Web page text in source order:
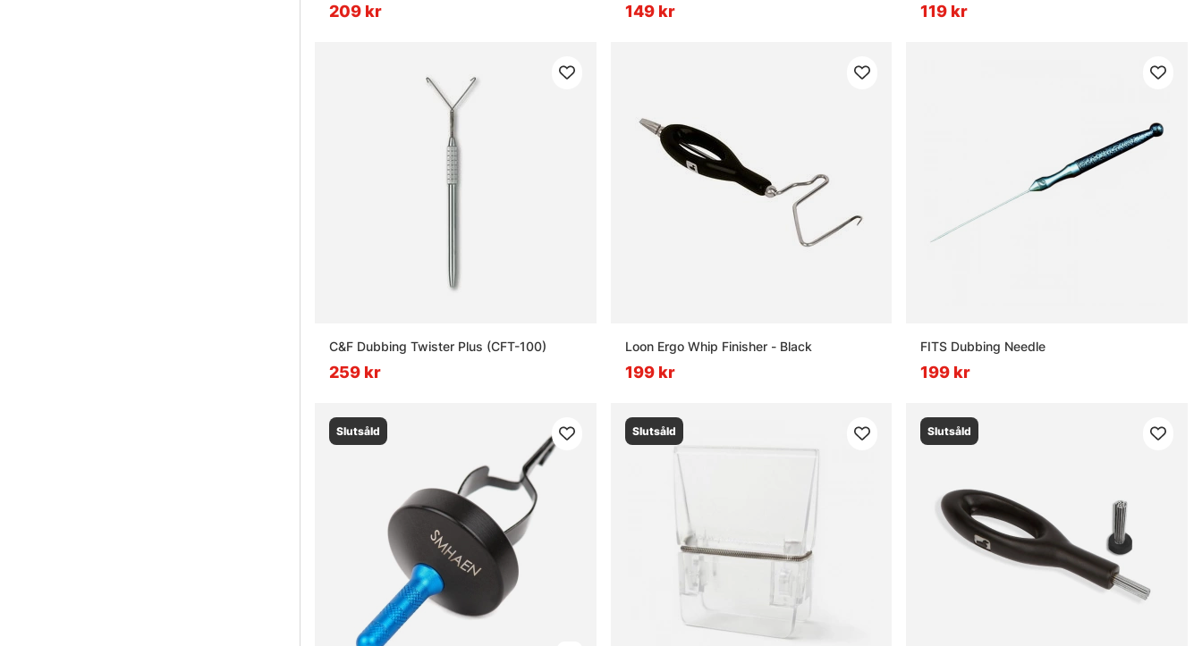
209 kr 149 kr 119 kr
C&F Dubbing Twister Plus (CFT-100)
259 kr
Loon Ergo Whip Finisher - Black
199 kr
FITS Dubbing Needle
199 kr
Slutsåld Slutsåld Slutsåld